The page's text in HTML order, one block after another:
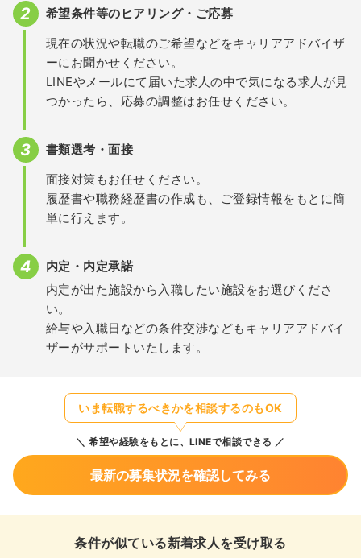
希望条件等のヒアリング・ご応募
現在の状況や転職のご希望などをキャリアアドバイザ
ーにお聞かせください。
LINEやメールにて届いた求人の中で気になる求人が見
つかったら、応募の調整はお任せください。
書類選考・面接
面接対策もお任せください。
履歴書や職務経歴書の作成も、ご登録情報をもとに簡
単に行えます。
内定・内定承諾
内定が出た施設から入職したい施設をお選びくださ
い。
給与や入職日などの条件交渉などもキャリアアドバイ
ザーがサポートいたします。
いま転職するべきかを相談するのもOK
希望や経験をもとに、LINEで相談できる
最新の募集状況を確認してみる
条件が似ている新着求人を受け取る